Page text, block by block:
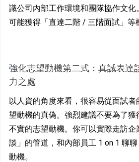
識公司內部工作環境和團隊協作文化
可能獲得「直達二階 / 三階面試」等
強化志望動機第二式：真誠表達
力之處
以人資的角度來看，很容易從面試
望動機的真偽。強烈建議不要為了
不實的志望動機。你可以實際走訪
談」的管道，和內部員工 1 on 1 聊
動機。